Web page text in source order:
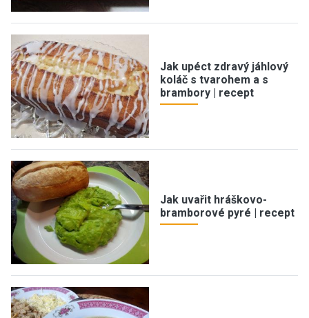
Jak upéct zdravý jáhlový
koláč s tvarohem a s
brambory | recept
Jak uvařit hráškovo-
bramborové pyré | recept